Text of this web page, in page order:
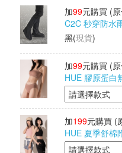
加99元購買 (
C2C 秒穿防水
黑(現貨)
加99元購買 (
HUE 膠原蛋白
加199元購買 (
HUE 夏季舒棉